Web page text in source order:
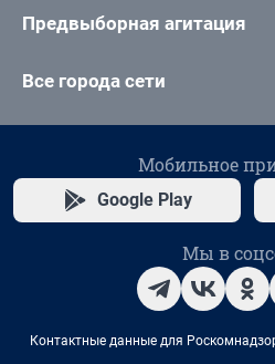
Предвыборная агитация
Все города сети
Мобильное
Google Play
Мы в
Контактные данные для